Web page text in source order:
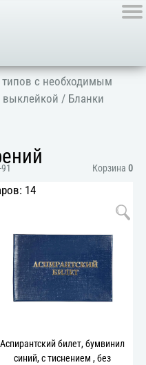
Корзина 0
типов с необходимым
выклейкой / Бланки
14
Аспирантский билет, бумвинил
синий, с тиснением , без